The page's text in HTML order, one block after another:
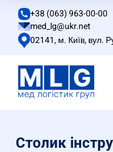
+38 (063) 963-00-00
med_lg@ukr.net
02141, м. Київ, вул.
Столик